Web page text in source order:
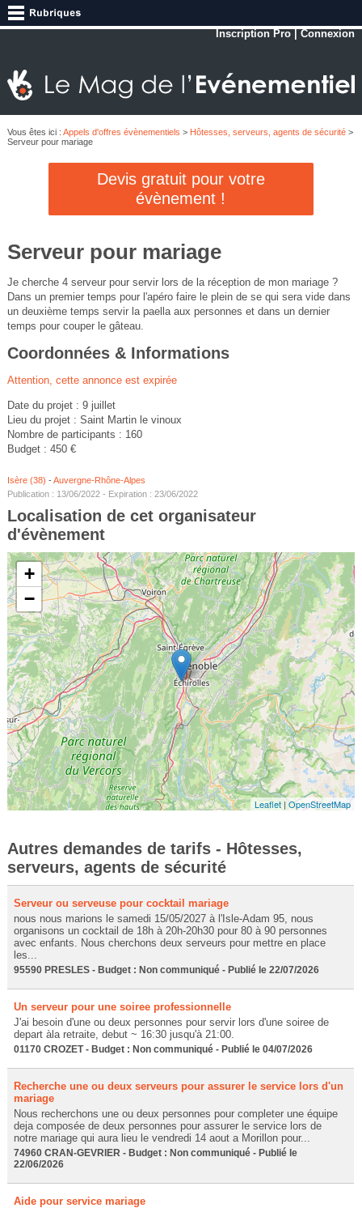
Inscription Pro |Connexion
Vous êtes ici : Appels d'offres évènementiels > Hôtesses, serveurs, agents de sécurité>
Serveur pour mariage
Devis gratuit pour votre
évènement !
Serveur pour mariage
Je cherche 4 serveur pour servir lors de la réception de mon mariage ?
Dans un premier temps pour l'apéro faire le plein de se qui sera vide dans
un deuxième temps servir la paella aux personnes et dans un dernier
temps pour couper le gâteau.
Coordonnées & Informations
Attention, cette annonce est expirée
Date du projet : 9 juillet
Lieu du projet : Saint Martin le vinoux
Nombre de participants : 160
Budget : 450 €
Isère (38) -Auvergne-Rhône-Alpes
Publication : 13/06/2022 - Expiration : 23/06/2022
Localisation de cet organisateur
d'évènement
+
−
Leaflet |OpenStreetMap
Autres demandes de tarifs - Hôtesses,
serveurs, agents de sécurité
Serveur ou serveuse pour cocktail mariage
nous nous marions le samedi 15/05/2027 à l'Isle-Adam 95, nous
organisons un cocktail de 18h à 20h-20h30 pour 80 à 90 personnes
avec enfants. Nous cherchons deux serveurs pour mettre en place
les...
95590 PRESLES - Budget : Non communiqué - Publié le 22/07/2026
Un serveur pour une soiree professionnelle
J'ai besoin d'une ou deux personnes pour servir lors d'une soiree de
depart àla retraite, debut ~ 16:30 jusqu'à 21:00.
01170 CROZET - Budget : Non communiqué - Publié le 04/07/2026
Recherche une ou deux serveurs pour assurer le service lors d'un
mariage
Nous recherchons une ou deux personnes pour completer une équipe
deja composée de deux personnes pour assurer le service lors de
notre mariage qui aura lieu le vendredi 14 aout a Morillon pour...
74960 CRAN-GEVRIER - Budget : Non communiqué - Publié le
22/06/2026
Aide pour service mariage